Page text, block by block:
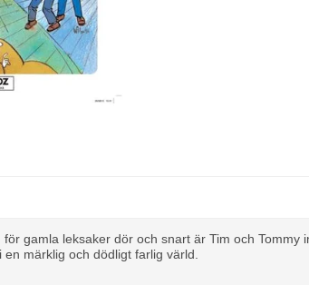
gamla leksaker dör och snart är Tim och
märklig och dödligt farlig värld.